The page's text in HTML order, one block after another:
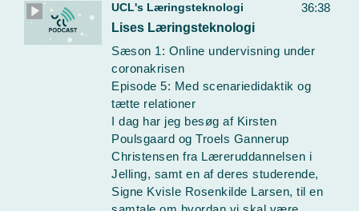
36:38
UCL's Læringsteknologi
Lises Læringsteknologi
Sæson 1: Online undervisning under
coronakrisen
Episode 5: Med scenariedidaktik og
tætte relationer
I dag har jeg besøg af Kirsten
Poulsgaard og Troels Gannerup
Christensen fra Læreruddannelsen i
Jelling, samt en af deres studerende,
Signe Kvisle Rosenkilde Larsen, til en